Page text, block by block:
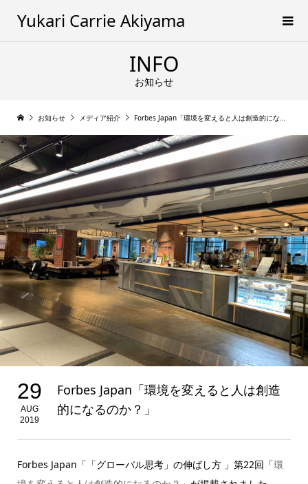
Yukari Carrie Akiyama
INFO
お知らせ
お知らせ メディア紹介 Forbes Japan「環境を変えると人は創造的になるのか？」
29
AUG
2019
Forbes Japan「環境を変えると人は創造
的になるのか？」
Forbes Japan「「グローバル思考」の伸ばし方 」第22回「環